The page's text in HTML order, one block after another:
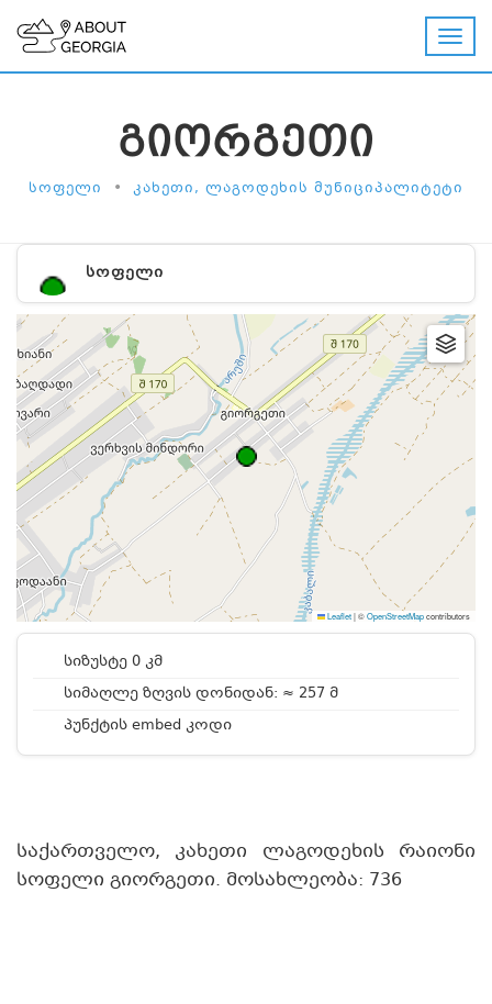
ᲒᲘᲝᲠᲒᲔᲗᲘ
ᲡᲝᲤᲔᲚᲘ • ᲙᲐᲮᲔᲗᲘ, ᲚᲐᲒᲝᲓᲔᲮᲘᲡ ᲛᲣᲜᲘᲪᲘᲞᲐᲚᲘᲢᲔᲢᲘ
ᲡᲝᲤᲔᲚᲘ
Leaflet|©OpenStreetMapcontributors
სიზუსტე 0 კმ
სიმაღლე ზღვის დონიდან: ≈ 257 მ
პუნქტის embed კოდი
საქართველო, კახეთი ლაგოდეხის რაიონი
სოფელი გიორგეთი. მოსახლეობა: 736